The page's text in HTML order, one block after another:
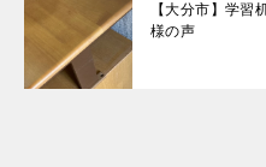
【大分市】学
様の声